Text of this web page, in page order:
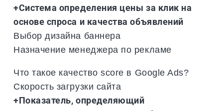
+Система определения цены за клик на
основе спроса и качества объявлений
Выбор дизайна баннера
Назначение менеджера по рекламе
Что такое качество score в Google Ads?
Скорость загрузки сайта
+Показатель, определяющий